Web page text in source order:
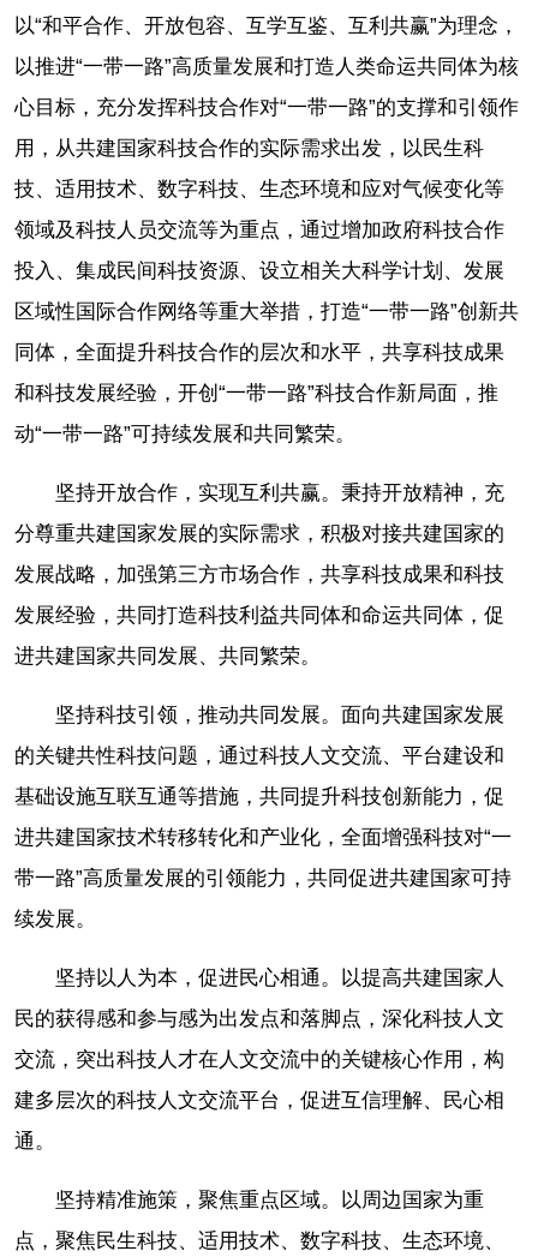
以“和平合作、开放包容、互学互鉴、互利共赢”为理念，
以推进“一带一路”高质量发展和打造人类命运共同体为核
心目标，充分发挥科技合作对“一带一路”的支撑和引领作
用，从共建国家科技合作的实际需求出发，以民生科
技、适用技术、数字科技、生态环境和应对气候变化等
领域及科技人员交流等为重点，通过增加政府科技合作
投入、集成民间科技资源、设立相关大科学计划、发展
区域性国际合作网络等重大举措，打造“一带一路”创新共
同体，全面提升科技合作的层次和水平，共享科技成果
和科技发展经验，开创“一带一路”科技合作新局面，推
动“一带一路”可持续发展和共同繁荣。
坚持开放合作，实现互利共赢。秉持开放精神，充
分尊重共建国家发展的实际需求，积极对接共建国家的
发展战略，加强第三方市场合作，共享科技成果和科技
发展经验，共同打造科技利益共同体和命运共同体，促
进共建国家共同发展、共同繁荣。
坚持科技引领，推动共同发展。面向共建国家发展
的关键共性科技问题，通过科技人文交流、平台建设和
基础设施互联互通等措施，共同提升科技创新能力，促
进共建国家技术转移转化和产业化，全面增强科技对“一
带一路”高质量发展的引领能力，共同促进共建国家可持
续发展。
坚持以人为本，促进民心相通。以提高共建国家人
民的获得感和参与感为出发点和落脚点，深化科技人文
交流，突出科技人才在人文交流中的关键核心作用，构
建多层次的科技人文交流平台，促进互信理解、民心相
通。
坚持精准施策，聚焦重点区域。以周边国家为重
点，聚焦民生科技、适用技术、数字科技、生态环境、